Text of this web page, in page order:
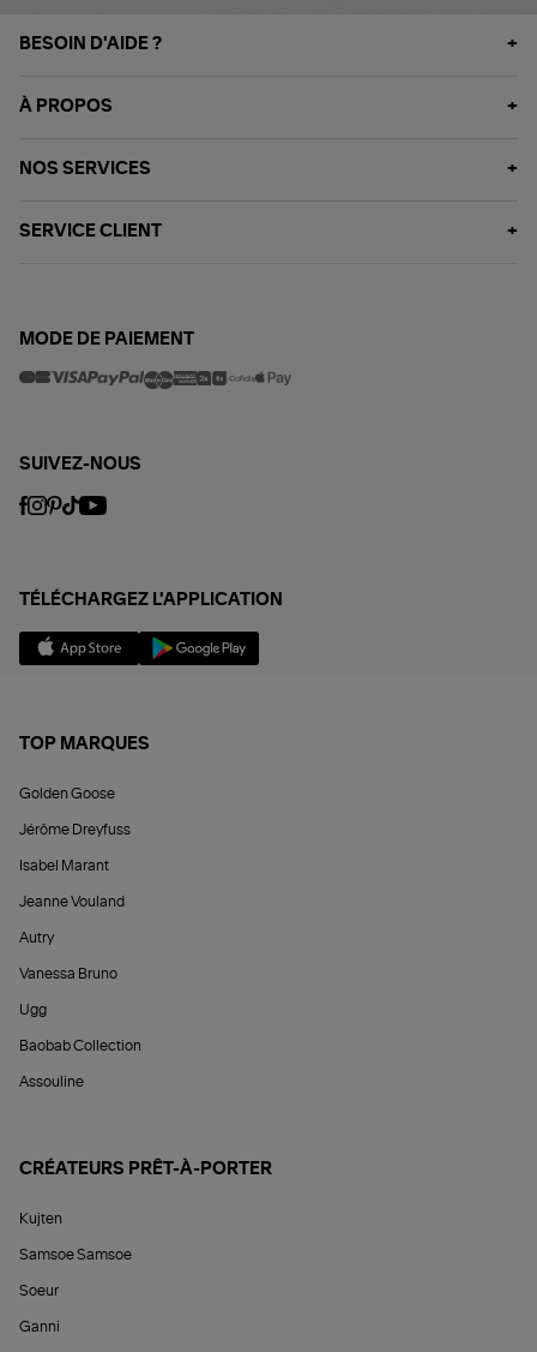
BESOIN D'AIDE ?
À PROPOS
NOS SERVICES
SERVICE CLIENT
MODE DE PAIEMENT
SUIVEZ-NOUS
TÉLÉCHARGEZ L'APPLICATION
TOP MARQUES
Golden Goose
Jérôme Dreyfuss
Isabel Marant
Jeanne Vouland
Autry
Vanessa Bruno
Ugg
Baobab Collection
Assouline
CRÉATEURS PRÊT-À-PORTER
Kujten
Samsoe Samsoe
Soeur
Ganni